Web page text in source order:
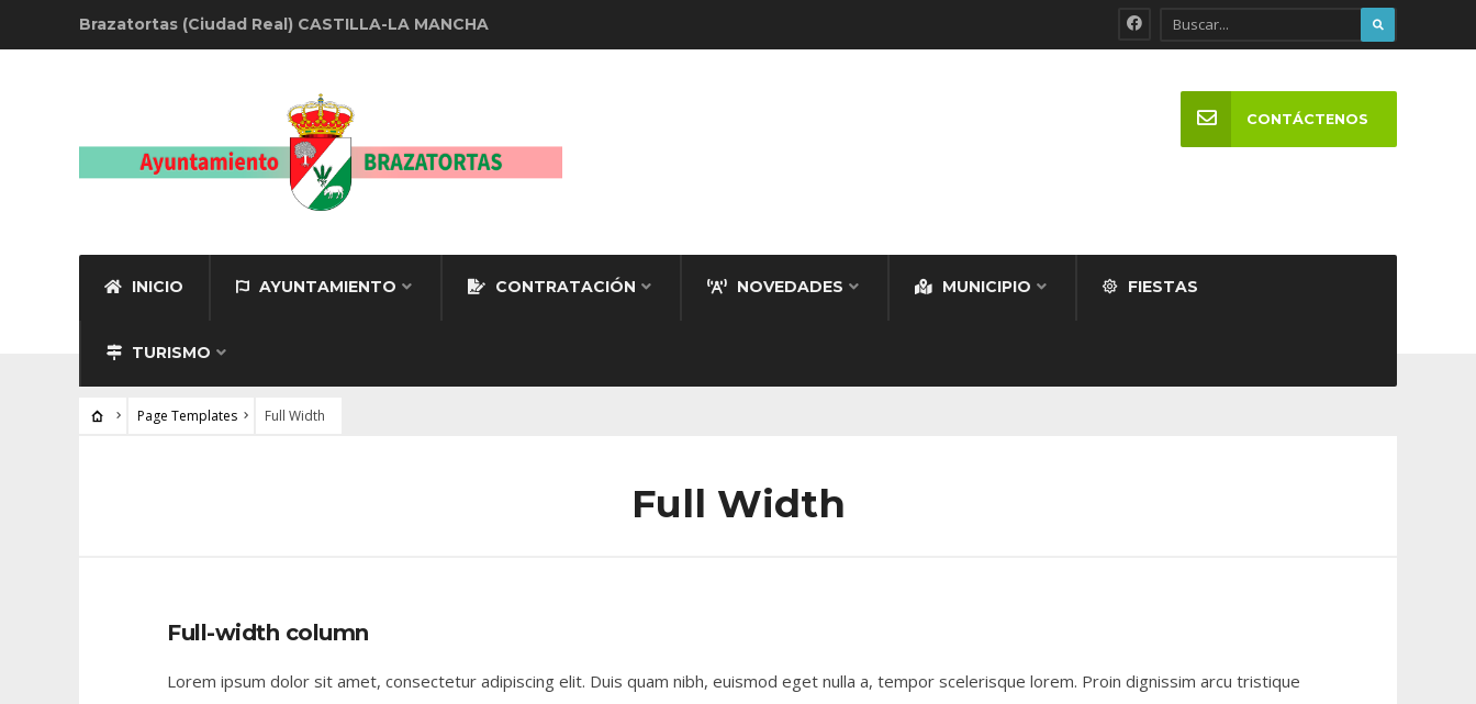
Brazatortas (Ciudad Real) CASTILLA-LA MANCHA
INICIO AYUNTAMIENTO CONTRATACIÓN NOVEDADES MUNICIPIO FIESTAS
TURISMO
CONTÁCTENOS
Page Templates Full Width
Full Width
Full-width column
Lorem ipsum dolor sit amet, consectetur adipiscing elit. Duis quam nibh, euismod eget nulla a, tempor scelerisque lorem. Proin dignissim arcu tristique